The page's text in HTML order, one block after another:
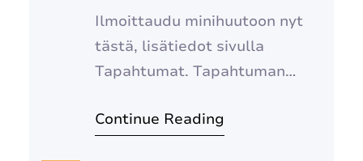
https://forms.gle/j3vWny3f6nb
ZJsbq7
Ilmoittaudu minihuutoon nyt
tästä, lisätiedot sivulla
Tapahtumat. Tapahtuman
15.5 tai kun yläraja (200) tulee
Continue Reading